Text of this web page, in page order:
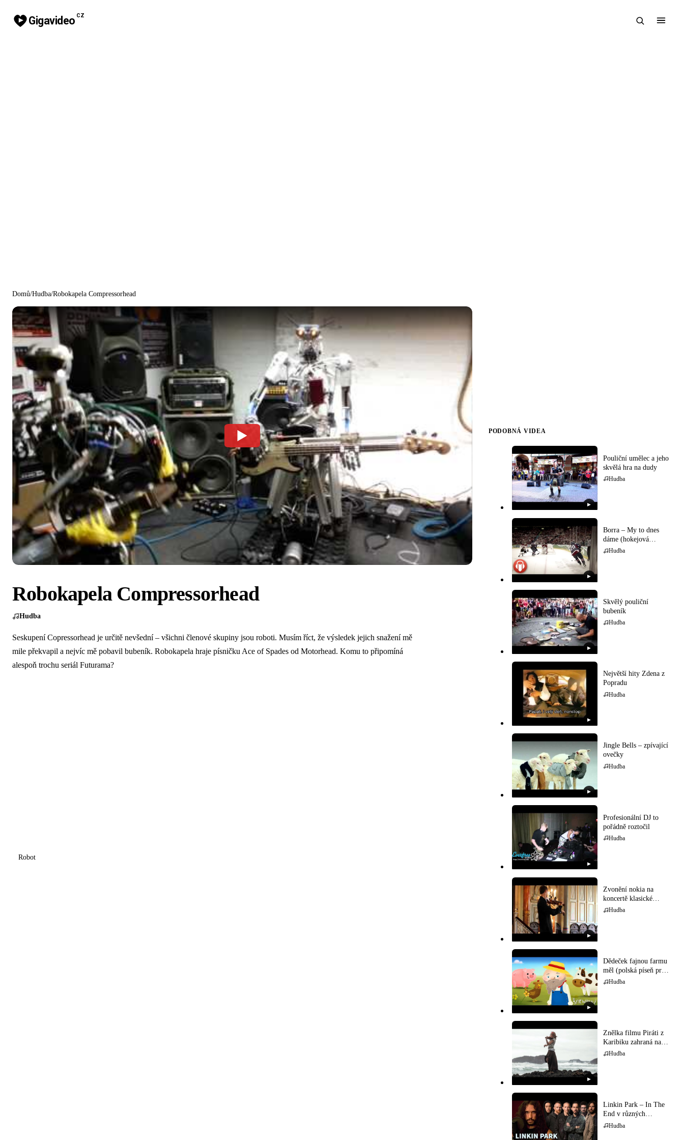
Gigavideo CZ
Domů/Hudba/Robokapela Compressorhead
Robokapela Compressorhead
Hudba
Seskupení Copressorhead je určitě nevšední – všichni členové skupiny jsou roboti. Musím říct, že výsledek jejich snažení mě
mile překvapil a nejvíc mě pobavil bubeník. Robokapela hraje písničku Ace of Spades od Motorhead. Komu to připomíná
alespoň trochu seriál Futurama?
Robot
PODOBNÁ VIDEA
▶
Pouliční umělec a jeho
skvělá hra na dudy
Hudba
▶
Borra – My to dnes
dáme (hokejová
hymna)
Hudba
▶
Skvělý pouliční
bubeník
Hudba
▶
Největší hity Zdena z
Popradu
Hudba
▶
Jingle Bells – zpívající
ovečky
Hudba
▶
Profesionální DJ to
pořádně roztočil
Hudba
▶
Zvonění nokia na
koncertě klasické
hudby
Hudba
▶
Dědeček fajnou farmu
měl (polská píseň pro
děti)
Hudba
▶
Znělka filmu Piráti z
Karibiku zahraná na
houslech
Hudba
Linkin Park – In The
End v různých
hudebních stylech
Hudba